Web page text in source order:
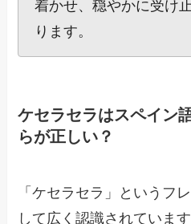
着かせ、穏やかに受け
ります。
ケセラセラはスペイン
らが正しい？
「ケセラセラ」というフ
して広く認識されていま